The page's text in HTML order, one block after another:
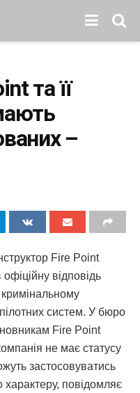
та її
–
Fire Point
відповідь
систем. У бюро
Fire Point
не має статусу
застосовуватись
повідомляє